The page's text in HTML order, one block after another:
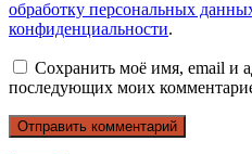
обработку персональных
конфиденциальности.
Сохранить моё имя, email и
последующих моих